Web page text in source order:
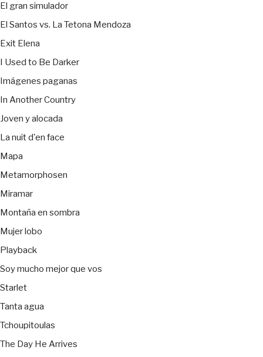
El gran simulador
El Santos vs. La Tetona Mendoza
Exit Elena
I Used to Be Darker
Imágenes paganas
In Another Country
Joven y alocada
La nuit d'en face
Mapa
Metamorphosen
Miramar
Montaña en sombra
Mujer lobo
Playback
Soy mucho mejor que vos
Starlet
Tanta agua
Tchoupitoulas
The Day He Arrives